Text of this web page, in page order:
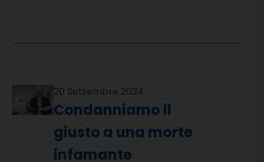
20 Settembre 2024
Condanniamo il
giusto a una morte
infamante